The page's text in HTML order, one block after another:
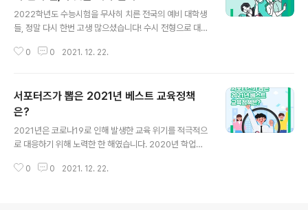
2022학년도 수능시험을 무사히 치른 전국의 예비 대학생
들, 정말 다시 한번 고생 많으셨습니다! 수시 전형으로 대학
내기분들이 계실 텐데요. 그런 분들이라면 이 기사 제목을
간을 헛되이 보내기는 싫고, 그런데 대학 입학 전에 어떤 걸
미리 해두면 좋을지 잘 모르겠는 분들 많으시죠? 제가 대학
입학하기 전에 정말 도움이 되는 저만의 노하우를 꾹꾹 눌
러 담아서 말씀드리려고 하는데요, 궁금하다면 계속 주목
면 전공 등에 따라 원서를 참고한다거나 영어로 진행되는
0 0 2021. 12. 22.
서포터즈가 뽑은 2021년 베스트 교육정책
은?
2021년은 코로나19로 인해 발생한 교육 위기를 적극적으
로 대응하기 위해 노력한 한 해였습니다. 2020년 학업성
대비 청소년 온라인 정신상담 건수 2.5배 증가 등 학습뿐
0 0 2021. 12. 22.